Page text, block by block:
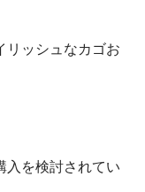
リッシュなカゴお
入を検討されてい